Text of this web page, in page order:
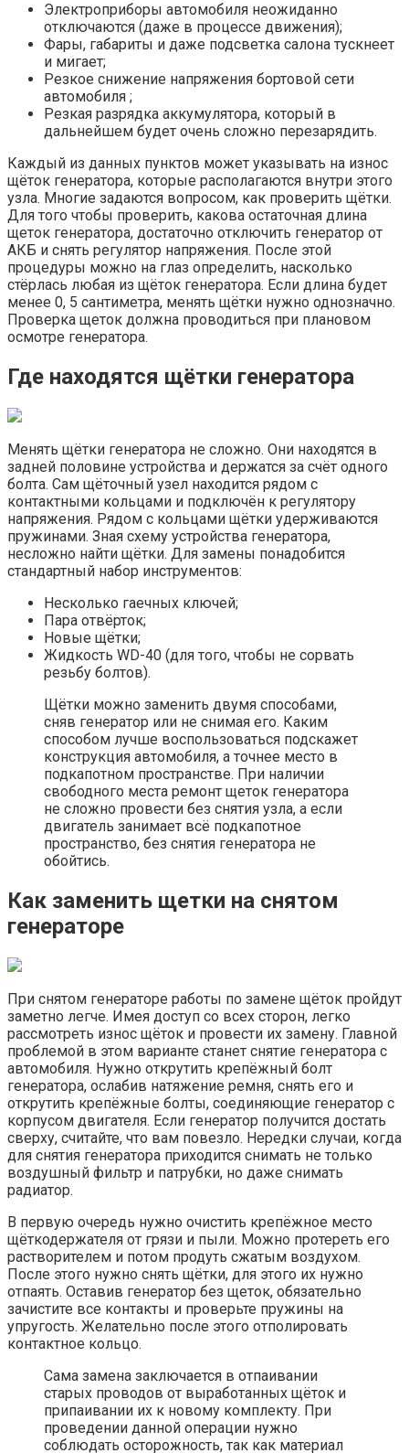
Электроприборы автомобиля неожиданно
отключаются (даже в процессе движения);
Фары, габариты и даже подсветка салона тускнеет
и мигает;
Резкое снижение напряжения бортовой сети
автомобиля ;
Резкая разрядка аккумулятора, который в
дальнейшем будет очень сложно перезарядить.
Каждый из данных пунктов может указывать на износ
щёток генератора, которые располагаются внутри этого
узла. Многие задаются вопросом, как проверить щётки.
Для того чтобы проверить, какова остаточная длина
щеток генератора, достаточно отключить генератор от
АКБ и снять регулятор напряжения. После этой
процедуры можно на глаз определить, насколько
стёрлась любая из щёток генератора. Если длина будет
менее 0, 5 сантиметра, менять щётки нужно однозначно.
Проверка щеток должна проводиться при плановом
осмотре генератора.
Где находятся щётки генератора
Менять щётки генератора не сложно. Они находятся в
задней половине устройства и держатся за счёт одного
болта. Сам щёточный узел находится рядом с
контактными кольцами и подключён к регулятору
напряжения. Рядом с кольцами щётки удерживаются
пружинами. Зная схему устройства генератора,
несложно найти щётки. Для замены понадобится
стандартный набор инструментов:
Несколько гаечных ключей;
Пара отвёрток;
Новые щётки;
Жидкость WD-40 (для того, чтобы не сорвать
резьбу болтов).
Щётки можно заменить двумя способами,
сняв генератор или не снимая его. Каким
способом лучше воспользоваться подскажет
конструкция автомобиля, а точнее место в
подкапотном пространстве. При наличии
свободного места ремонт щеток генератора
не сложно провести без снятия узла, а если
двигатель занимает всё подкапотное
пространство, без снятия генератора не
обойтись.
Как заменить щетки на снятом
генераторе
При снятом генераторе работы по замене щёток пройдут
заметно легче. Имея доступ со всех сторон, легко
рассмотреть износ щёток и провести их замену. Главной
проблемой в этом варианте станет снятие генератора с
автомобиля. Нужно открутить крепёжный болт
генератора, ослабив натяжение ремня, снять его и
открутить крепёжные болты, соединяющие генератор с
корпусом двигателя. Если генератор получится достать
сверху, считайте, что вам повезло. Нередки случаи, когда
для снятия генератора приходится снимать не только
воздушный фильтр и патрубки, но даже снимать
радиатор.
В первую очередь нужно очистить крепёжное место
щёткодержателя от грязи и пыли. Можно протереть его
растворителем и потом продуть сжатым воздухом.
После этого нужно снять щётки, для этого их нужно
отпаять. Оставив генератор без щеток, обязательно
зачистите все контакты и проверьте пружины на
упругость. Желательно после этого отполировать
контактное кольцо.
Сама замена заключается в отпаивании
старых проводов от выработанных щёток и
припаивании их к новому комплекту. При
проведении данной операции нужно
соблюдать осторожность, так как материал